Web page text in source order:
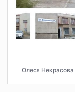
Олеся Некрасова